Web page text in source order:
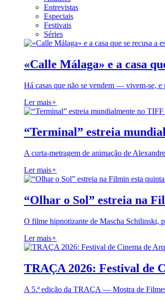
Entrevistas
Especiais
Festivais
Séries
«Calle Málaga» e a casa
Há casas que não se vendem — vivem-se, e
Ler mais+
“Terminal” estreia
A curta-metragem de animação de
Ler mais+
“Olhar o Sol” estreia na
O filme hipnotizante de Mascha Schilinski,
Ler mais+
TRAÇA 2026: Festival de
A 5.ª edição da TRAÇA — Mostra de